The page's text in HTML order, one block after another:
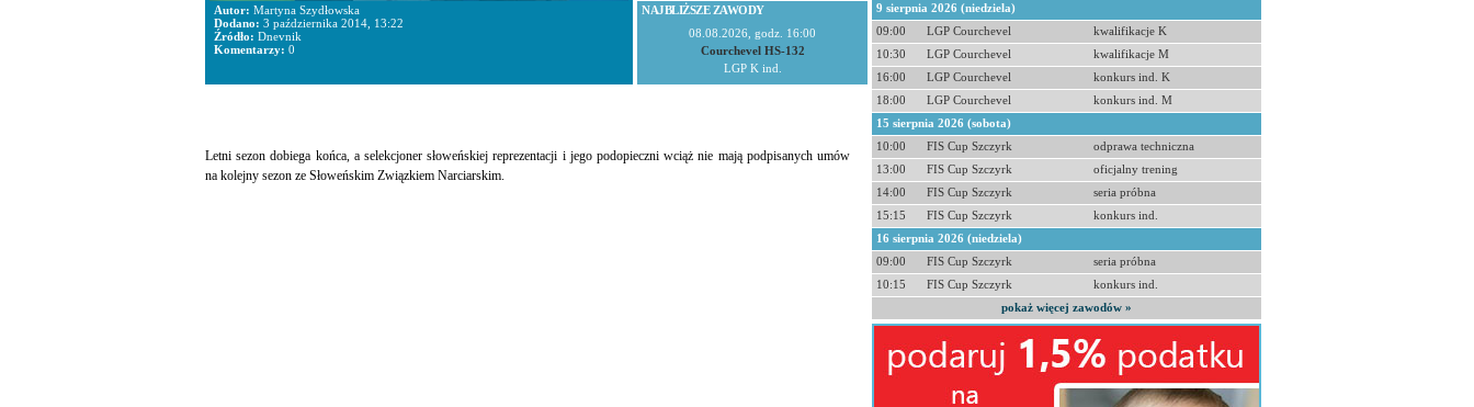
NAJBLIŻSZE ZAWODY
08.08.2026, godz. 16:00
Courchevel HS-132
LGP K ind.
Letni sezon dobiega końca, a selekcjoner słoweńskiej reprezentacji i jego podopieczni wciąż nie mają podpisanych umów
na kolejny sezon ze Słoweńskim Związkiem Narciarskim.
Autor: Martyna Szydłowska
Dodano: 3 października 2014, 13:22
Źródło: Dnevnik
Komentarzy: 0
9 sierpnia 2026 (niedziela)
09:00
LGP Courchevel
kwalifikacje K
10:30
LGP Courchevel
kwalifikacje M
16:00
LGP Courchevel
konkurs ind. K
18:00
LGP Courchevel
konkurs ind. M
15 sierpnia 2026 (sobota)
10:00
FIS Cup Szczyrk
odprawa techniczna
13:00
FIS Cup Szczyrk
oficjalny trening
14:00
FIS Cup Szczyrk
seria próbna
15:15
FIS Cup Szczyrk
konkurs ind.
16 sierpnia 2026 (niedziela)
09:00
FIS Cup Szczyrk
seria próbna
10:15
FIS Cup Szczyrk
konkurs ind.
pokaż więcej zawodów »